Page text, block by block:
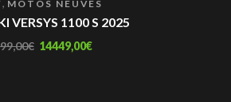
, MOTOS NEUVES
VERSYS 1100 S 2025
€ 14449,00€